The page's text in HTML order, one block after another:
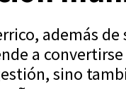
además
a
sino